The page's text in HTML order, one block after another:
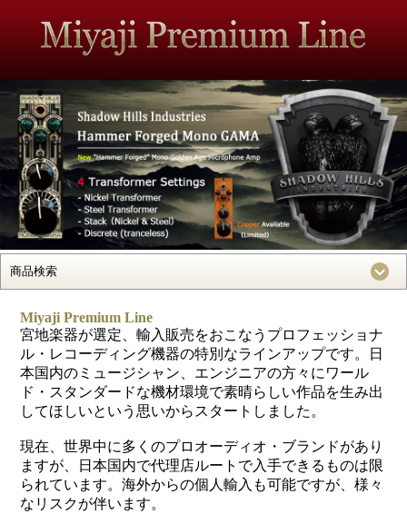
Miyaji Premium Line
宮地楽器が選定、輸入販売をおこなうプロフェッショナ
ル・レコーディング機器の特別なラインアップです。日
本国内のミュージシャン、エンジニアの方々にワール
ド・スタンダードな機材環境で素晴らしい作品を生み出
してほしいという思いからスタートしました。
現在、世界中に多くのプロオーディオ・ブランドがあり
ますが、日本国内で代理店ルートで入手できるものは限
られています。海外からの個人輸入も可能ですが、様々
なリスクが伴います。